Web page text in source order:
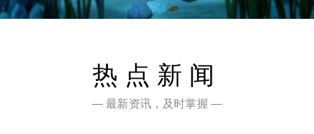
热点新闻
— 最新资讯，及时掌握 —